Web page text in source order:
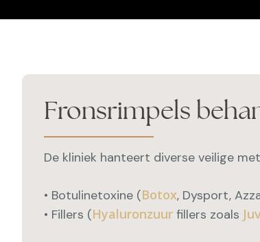
Fronsrimpels
De kliniek hanteert diverse veilige
• Botulinetoxine (Botox, Dysport,
• Fillers (Hyaluronzuur fillers zoals